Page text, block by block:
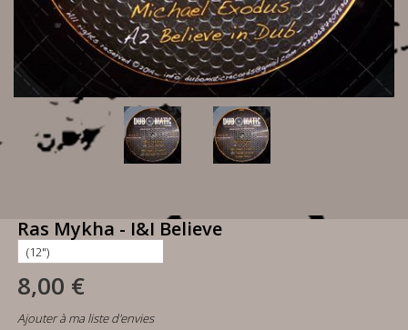
Ras Mykha - I&I Believe
8,00 €
Ajouter à ma liste d'envies